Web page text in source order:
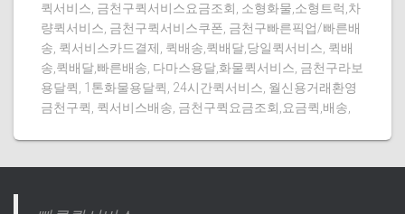
퀵서비스, 금천구퀵서비스요금조회, 소형화물,소형트럭,차
량퀵서비스, 금천구퀵서비스쿠폰, 금천구빠른픽업/빠른배
송, 퀵서비스카드결제, 퀵배송,퀵배달,당일퀵서비스, 퀵배
송,퀵배달,빠른배송, 다마스용달,화물퀵서비스, 금천구라보
용달퀵, 1톤화물용달퀵, 24시간퀵서비스, 월신용거래환영
금천구퀵, 퀵서비스배송, 금천구퀵요금조회,요금퀵,배송,